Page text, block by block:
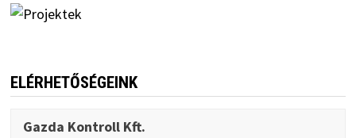
ELÉRHETŐSÉGEINK
Gazda Kontroll Kft.